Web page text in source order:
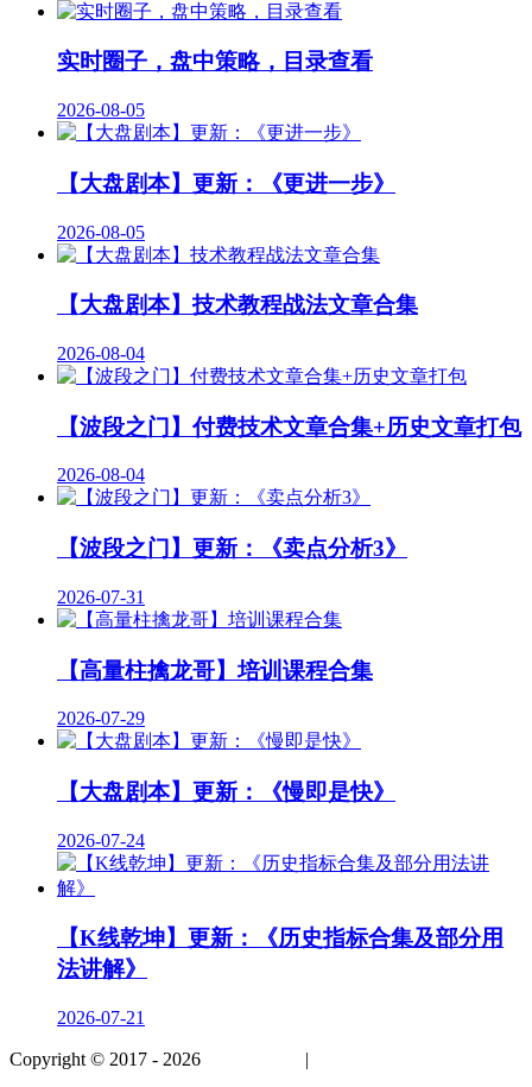
实时圈子，盘中策略，目录查看
2026-08-05
【大盘剧本】更新：《更进一步》
2026-08-05
【大盘剧本】技术教程战法文章合集
2026-08-04
【波段之门】付费技术文章合集+历史文章打包
2026-08-04
【波段之门】更新：《卖点分析3》
2026-07-31
【高量柱擒龙哥】培训课程合集
2026-07-29
【大盘剧本】更新：《慢即是快》
2026-07-24
【K线乾坤】更新：《历史指标合集及部分用
法讲解》
2026-07-21
Copyright © 2017 - 2026 |